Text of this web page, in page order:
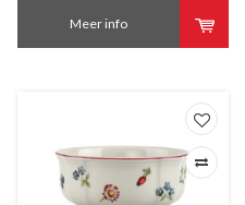
Meer info